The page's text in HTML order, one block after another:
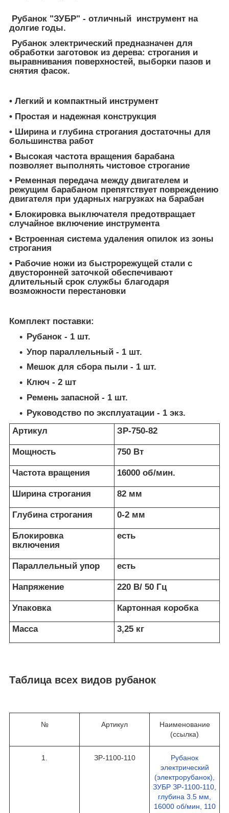
Рубанок "ЗУБР" - отличный инструмент на
долгие годы.
Рубанок электрический предназначен для
обработки заготовок из дерева: строгания и
выравнивания поверхностей, выборки пазов и
снятия фасок.
• Легкий и компактный инструмент
• Простая и надежная конструкция
• Ширина и глубина строгания достаточны для
большинства работ
• Высокая частота вращения барабана
позволяет выполнять чистовое строгание
• Ременная передача между двигателем и
режущим барабаном препятствует повреждению
двигателя при ударных нагрузках на барабан
• Блокировка выключателя предотвращает
случайное включение инструмента
• Встроенная система удаления опилок из зоны
строгания
• Рабочие ножи из быстрорежущей стали с
двусторонней заточкой обеспечивают
длительный срок службы благодаря
возможности перестановки
Комплект поставки:
Рубанок - 1 шт.
Упор параллельный - 1 шт.
Мешок для сбора пыли - 1 шт.
Ключ - 2 шт
Ремень запасной - 1 шт.
Руководство по эксплуатации - 1 экз.
Артикул
ЗР-750-82
Мощность 750 Вт
Частота вращения 16000 об/мин.
Ширина строгания 82 мм
Глубина строгания 0-2 мм
Блокировка
включения
есть
Параллельный упор есть
Напряжение 220 В/ 50 Гц
Упаковка Картонная коробка
Масса 3,25 кг
Таблица всех видов рубанок
№ Артикул
Наименование
(ссылка)
1. ЗР-1100-110
Рубанок
электрический
(электрорубанок),
ЗУБР ЗР-1100-110,
глубина 3.5 мм,
16000 об/мин, 110